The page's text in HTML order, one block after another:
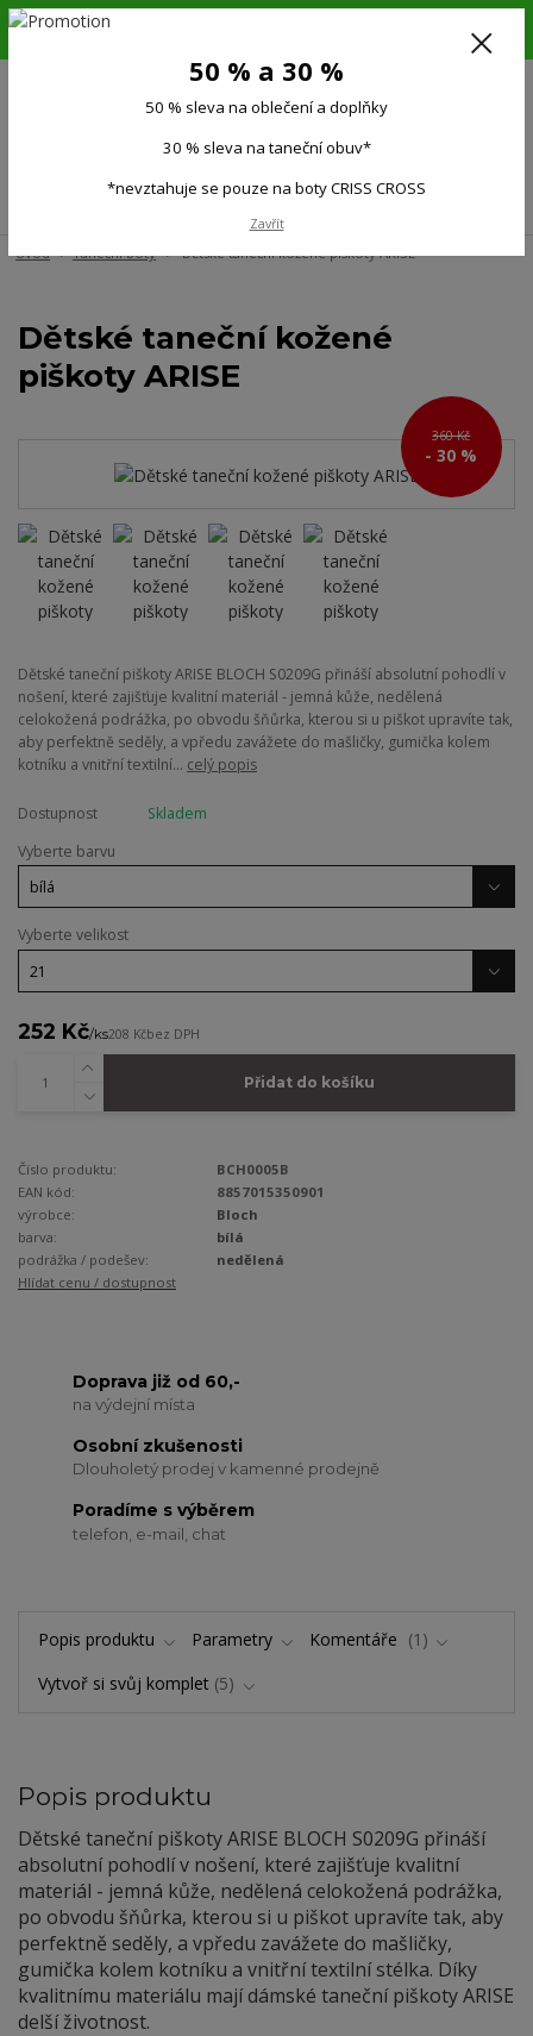
6.-16.8.26. DOVOLENÁ !!! 50 % SLEVA na všechno oblečení a doplňky !!!
(Po-Pá 9:00-15.00)
Úvod Taneční boty Dětské taneční kožené piškoty ARISE
Dětské taneční kožené
piškoty ARISE
360 Kč
- 30 %
Dětské taneční piškoty ARISE BLOCH S0209G přináší absolutní pohodlí v
nošení, které zajišťuje kvalitní materiál - jemná kůže, nedělená
celokožená podrážka, po obvodu šňůrka, kterou si u piškot upravíte tak,
aby perfektně seděly, a vpředu zavážete do mašličky, gumička kolem
kotníku a vnitřní textilní... celý popis
Dostupnost
Skladem
Vyberte barvu
Vyberte velikost
252 Kč/ks208 Kčbez DPH
Přidat do košíku
Číslo produktu:
BCH0005B
EAN kód:
8857015350901
výrobce:
Bloch
barva:
bílá
podrážka / podešev:
nedělená
Hlídat cenu / dostupnost
Doprava již od 60,-
na výdejní místa
Osobní zkušenosti
Dlouholetý prodej v kamenné prodejně
Poradíme s výběrem
telefon, e-mail, chat
Popis produktu Parametry Komentáře
1
Vytvoř si svůj komplet 5
Popis produktu
Dětské taneční piškoty ARISE BLOCH S0209G přináší
absolutní pohodlí v nošení, které zajišťuje kvalitní
materiál - jemná kůže, nedělená celokožená podrážka,
po obvodu šňůrka, kterou si u piškot upravíte tak, aby
perfektně seděly, a vpředu zavážete do mašličky,
gumička kolem kotníku a vnitřní textilní stélka. Díky
kvalitnímu materiálu mají dámské taneční piškoty ARISE
delší životnost.
50 % a 30 %
50 % sleva na oblečení a doplňky
30 % sleva na taneční obuv*
*nevztahuje se pouze na boty CRISS CROSS
Zavřít